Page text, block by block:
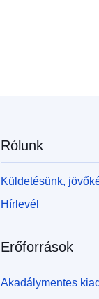
Rólunk
Küldetésünk,
Hírlevél
Erőforrások
Akadálymentes